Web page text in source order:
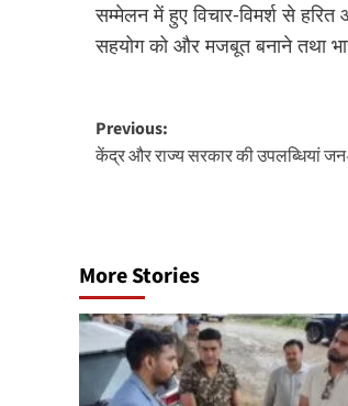
सम्मेलन में हुए विचार-विमर्श से हरित
सहयोग को और मजबूत बनाने तथा
Post
navigation
Previous:
केंद्र और राज्य सरकार की उपलब्धियां
More Stories